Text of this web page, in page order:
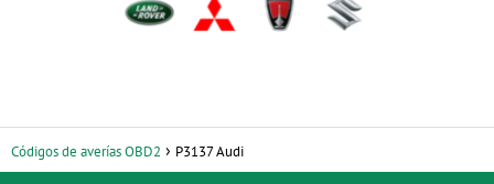
Códigos de averías OBD2 P3137 Audi